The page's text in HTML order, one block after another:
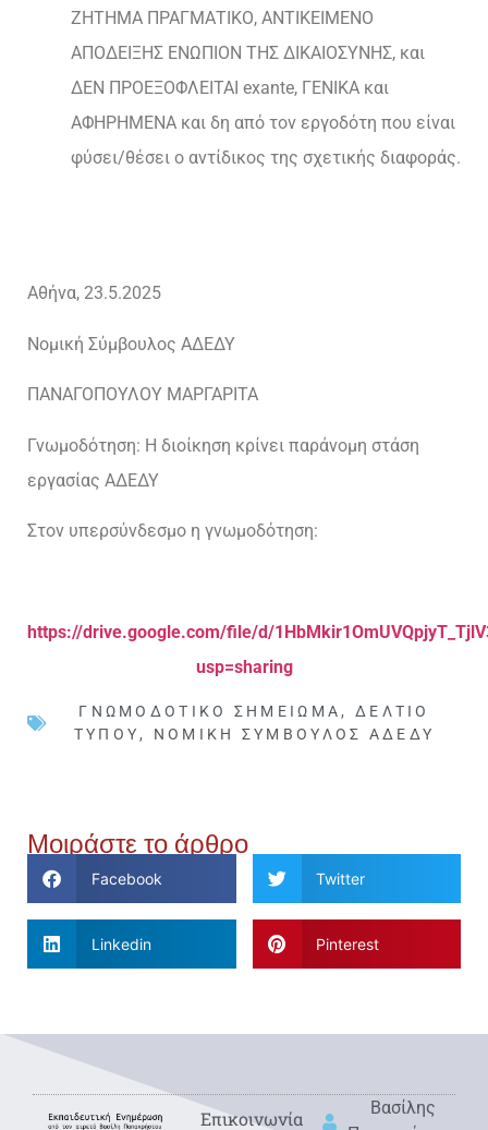
ΖΗΤΗΜΑ ΠΡΑΓΜΑΤΙΚΟ, ΑΝΤΙΚΕΙΜΕΝΟ
ΑΠΟΔΕΙΞΗΣ ΕΝΩΠΙΟΝ ΤΗΣ ΔΙΚΑΙΟΣΥΝΗΣ, και
ΔΕΝ ΠΡΟΕΞΟΦΛΕΙΤΑΙ exante, ΓΕΝΙΚΑ και
ΑΦΗΡΗΜΕΝΑ και δη από τον εργοδότη που είναι
φύσει/θέσει ο αντίδικος της σχετικής διαφοράς.
Αθήνα, 23.5.2025
Νομική Σύμβουλος ΑΔΕΔΥ
ΠΑΝΑΓΟΠΟΥΛΟΥ ΜΑΡΓΑΡΙΤΑ
Γνωμοδότηση: Η διοίκηση κρίνει παράνομη στάση
εργασίας ΑΔΕΔΥ
Στον υπερσύνδεσμο η γνωμοδότηση:
https://drive.google.com/file/d/
usp=sharing
ΓΝΩΜΟΔΟΤΙΚΌ ΣΗΜΕΊΩΜΑ , ΔΕΛΤΊΟ
ΤΎΠΟΥ , ΝΟΜΙΚΉ ΣΎΜΒΟΥΛΟΣ ΑΔΕΔΥ
Μοιράστε το άρθρο
Facebook Twitter
Linkedin Pinterest
Eπικοινωνία
Βασίλης